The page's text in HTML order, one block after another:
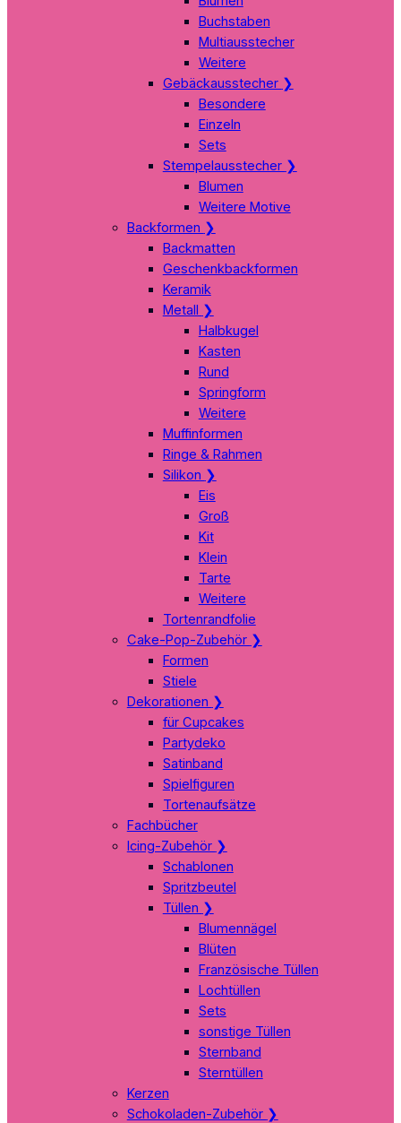
Buchstaben
Multiausstecher
Weitere
Gebäckausstecher ❯
Besondere
Einzeln
Sets
Stempelausstecher ❯
Blumen
Weitere Motive
Backformen ❯
Backmatten
Geschenkbackformen
Keramik
Metall ❯
Halbkugel
Kasten
Rund
Springform
Weitere
Muffinformen
Ringe & Rahmen
Silikon ❯
Eis
Groß
Kit
Klein
Tarte
Weitere
Tortenrandfolie
Cake-Pop-Zubehör ❯
Formen
Stiele
Dekorationen ❯
für Cupcakes
Partydeko
Satinband
Spielfiguren
Tortenaufsätze
Fachbücher
Icing-Zubehör ❯
Schablonen
Spritzbeutel
Tüllen ❯
Blumennägel
Blüten
Französische Tüllen
Lochtüllen
Sets
sonstige Tüllen
Sternband
Sterntüllen
Kerzen
Schokoladen-Zubehör ❯